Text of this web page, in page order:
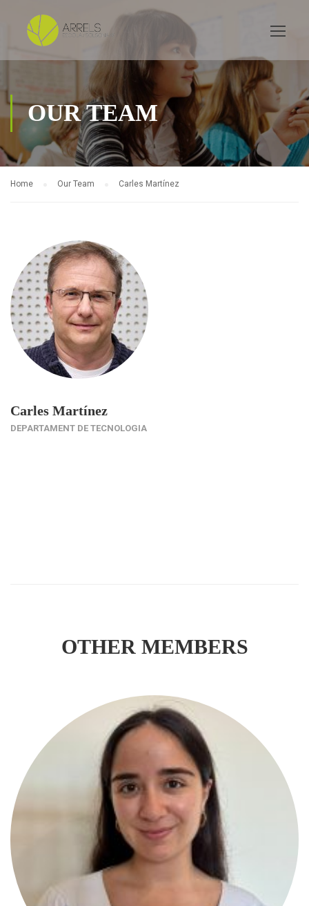
OUR TEAM
Home Our Team Carles Martínez
Carles Martínez
DEPARTAMENT DE TECNOLOGIA
OTHER MEMBERS